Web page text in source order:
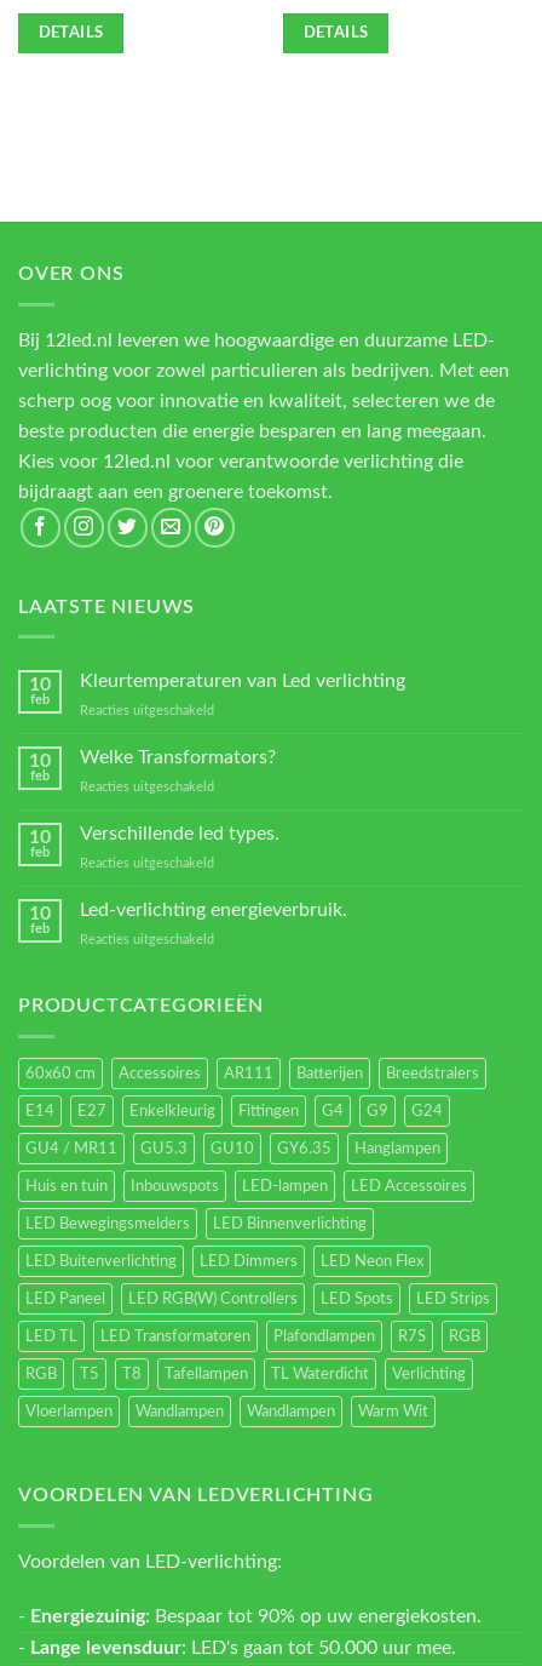
DETAILS DETAILS
OVER ONS
Bij 12led.nl leveren we hoogwaardige en duurzame LED-
verlichting voor zowel particulieren als bedrijven. Met een
scherp oog voor innovatie en kwaliteit, selecteren we de
beste producten die energie besparen en lang meegaan.
Kies voor 12led.nl voor verantwoorde verlichting die
bijdraagt aan een groenere toekomst.
LAATSTE NIEUWS
10
feb
Kleurtemperaturen van Led verlichting
Reacties uitgeschakeld
van
verlichting
10
feb
Welke Transformators?
Reacties uitgeschakeld
Transformators?
10
feb
Verschillende led types.
Reacties uitgeschakeld
led
10
feb
Led-verlichting energieverbruik.
Reacties uitgeschakeld
energieverbruik.
PRODUCTCATEGORIEËN
60x60 cm Accessoires AR111 Batterijen Breedstralers
E14 E27 Enkelkleurig Fittingen G4 G9 G24
GU4 / MR11 GU5.3 GU10 GY6.35 Hanglampen
Huis en tuin Inbouwspots LED-lampen LED Accessoires
LED Bewegingsmelders LED Binnenverlichting
LED Buitenverlichting LED Dimmers LED Neon Flex
LED Paneel LED RGB(W) Controllers LED Spots LED Strips
LED TL LED Transformatoren Plafondlampen R7S RGB
RGB T5 T8 Tafellampen TL Waterdicht Verlichting
Vloerlampen Wandlampen Wandlampen Warm Wit
VOORDELEN VAN LEDVERLICHTING
Voordelen van LED-verlichting:
- Energiezuinig: Bespaar tot 90% op uw energiekosten.
- Lange levensduur: LED's gaan tot 50.000 uur mee.